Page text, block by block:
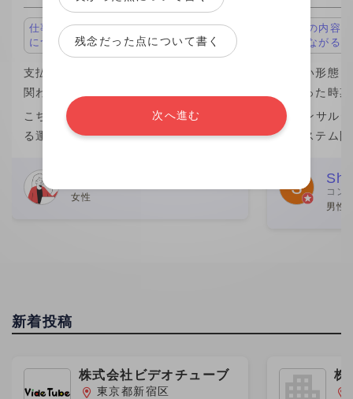
仕事の内容が面白い、キャリアアップ
につながる
支払い形態：月単価 ￥1,100,000
関わった時期：2023年
こちらの企業が他社から請け負ってい
る運用保守案件の業務を行なっていま
らなるチームの一員という形で、みな
さん親切でした。 こちらの社員さんと
女性
仕事の内容
につながる
支払い形態
関わった時
ITコンサル
のシステム
が一番の魅
ムエンジニ
が、この案
コン
男性
新着投稿
株式会社ビデオチューブ
東京都新宿区
株
ｈ
残念だった点について書く
次へ進む